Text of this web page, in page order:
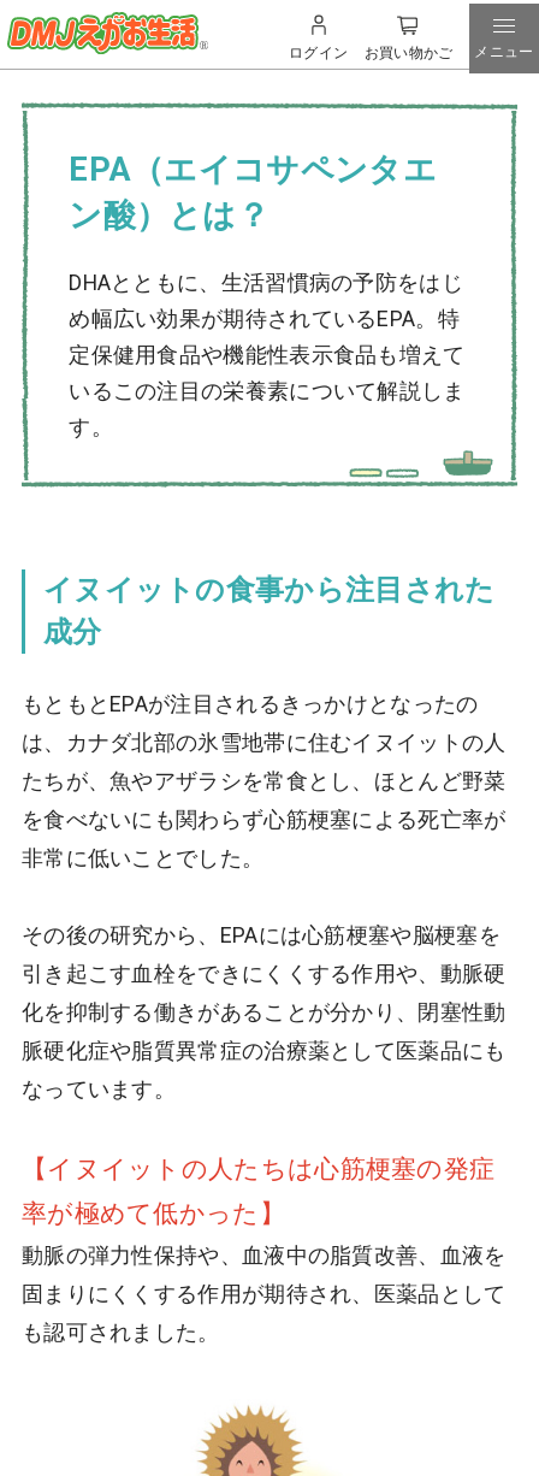
ログイン お買い物かご メニュー
EPA（エイコサペンタエ
ン酸）とは？
DHAとともに、生活習慣病の予防をはじ
め幅広い効果が期待されているEPA。特
定保健用食品や機能性表示食品も増えて
いるこの注目の栄養素について解説しま
す。
イヌイットの食事から注目された
成分
もともとEPAが注目されるきっかけとなったの
は、カナダ北部の氷雪地帯に住むイヌイットの人
たちが、魚やアザラシを常食とし、ほとんど野菜
を食べないにも関わらず心筋梗塞による死亡率が
非常に低いことでした。
その後の研究から、EPAには心筋梗塞や脳梗塞を
引き起こす血栓をできにくくする作用や、動脈硬
化を抑制する働きがあることが分かり、閉塞性動
脈硬化症や脂質異常症の治療薬として医薬品にも
なっています。
【イヌイットの人たちは心筋梗塞の発症
率が極めて低かった】
動脈の弾力性保持や、血液中の脂質改善、血液を
固まりにくくする作用が期待され、医薬品として
も認可されました。